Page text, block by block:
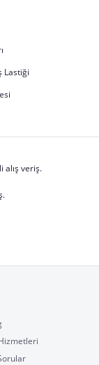
Lastiği
alış veriş.